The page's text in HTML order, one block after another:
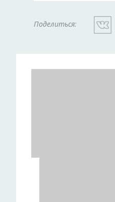
Поделиться: